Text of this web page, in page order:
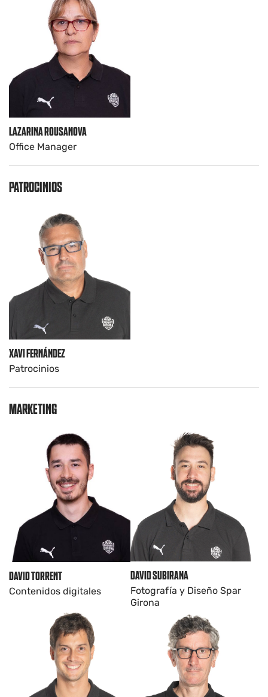
LAZARINA ROUSANOVA
Office Manager
PATROCINIOS
XAVI FERNÁNDEZ
Patrocinios
MARKETING
DAVID TORRENT
Contenidos digitales
DAVID SUBIRANA
Fotografía y Diseño Spar
Girona